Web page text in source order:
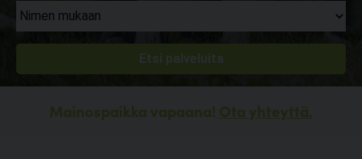
Mainospaikka vapaana! Ota yhteyttä.